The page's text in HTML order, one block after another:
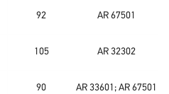
92 AR 67501
105 AR 32302
90 AR 33601; AR 67501